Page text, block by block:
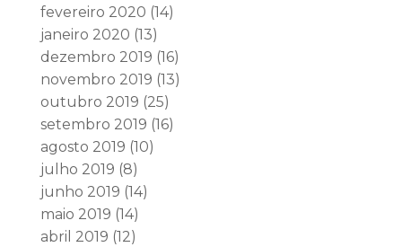
fevereiro 2020 (14)
janeiro 2020 (13)
dezembro 2019 (16)
novembro 2019 (13)
outubro 2019 (25)
setembro 2019 (16)
agosto 2019 (10)
julho 2019 (8)
junho 2019 (14)
maio 2019 (14)
abril 2019 (12)